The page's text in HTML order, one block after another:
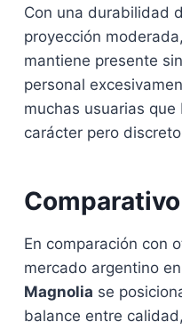
Con una durabilidad
proyección moderada,
mantiene presente
personal
muchas usuarias
carácter pero
En comparación con
mercado argentino
Magnolia se
balance entre